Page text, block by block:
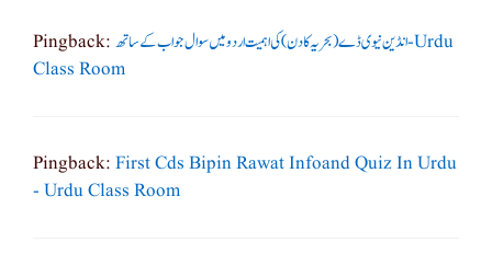
Pingback: انڈین نیوی ڈے( بحریہ کا دن ) کی اہمیت اردو میں سوال جواب کے ساتھ - Urdu
Class Room
Pingback: First Cds Bipin Rawat Infoand Quiz In Urdu
- Urdu Class Room